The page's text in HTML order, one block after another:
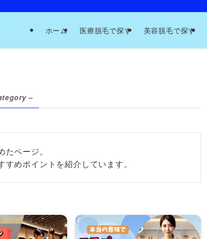
ホーム 医療脱毛で探す 美容脱毛で探す
–
ページ。
めポイントを紹介しています。